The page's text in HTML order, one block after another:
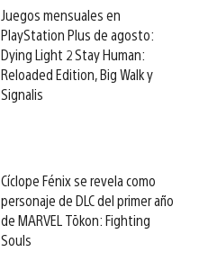
Juegos mensuales en
PlayStation Plus de agosto:
Dying Light 2 Stay Human:
Reloaded Edition, Big Walk y
Signalis
Cíclope Fénix se revela como
personaje de DLC del primer año
de MARVEL Tōkon: Fighting
Souls